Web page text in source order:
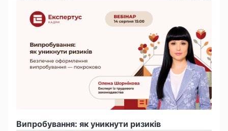
Випробування: як уникнути ризиків